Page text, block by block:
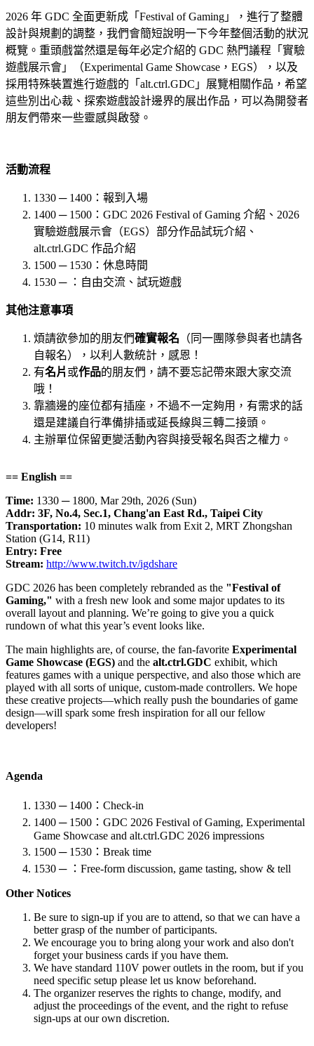
2026 年 GDC 全面更新成「Festival of Gaming」，進行了整體
設計與規劃的調整，我們會簡短說明一下今年整個活動的狀況
概覽。重頭戲當然還是每年必定介紹的 GDC 熱門議程「實驗
遊戲展示會」（Experimental Game Showcase，EGS），以及
採用特殊裝置進行遊戲的「alt.ctrl.GDC」展覽相關作品，希望
這些別出心裁、探索遊戲設計邊界的展出作品，可以為開發者
朋友們帶來一些靈感與啟發。
活動流程
1330 ─ 1400：報到入場
1400 ─ 1500：GDC 2026 Festival of Gaming 介紹、2026
實驗遊戲展示會（EGS）部分作品試玩介紹、
alt.ctrl.GDC 作品介紹
1500 ─ 1530：休息時間
1530 ─ ：自由交流、試玩遊戲
其他注意事項
煩請欲參加的朋友們確實報名 （同一團隊參與者也請各
自報名），以利人數統計，感恩！
有名片 或作品的朋友們，請不要忘記帶來跟大家交流
哦！
靠牆邊的座位都有插座，不過不一定夠用，有需求的話
還是建議自行準備排插或延長線與三轉二接頭。
主辦單位保留更變活動內容與接受報名與否之權力。
== English ==
Time: 1330 ─ 1800, Mar 29th, 2026 (Sun)
Addr: 3F, No.4, Sec.1, Chang'an East Rd., Taipei City
Transportation: 10 minutes walk from Exit 2, MRT Zhongshan
Station (G14, R11)
Entry: Free
Stream: http://www.twitch.tv/igdshare
GDC 2026 has been completely rebranded as the "Festival of
Gaming," with a fresh new look and some major updates to its
overall layout and planning. We’re going to give you a quick
rundown of what this year’s event looks like.
The main highlights are, of course, the fan-favorite Experimental
Game Showcase (EGS) and the alt.ctrl.GDC exhibit, which
features games with a unique perspective, and also those which are
played with all sorts of unique, custom-made controllers. We hope
these creative projects—which really push the boundaries of game
design—will spark some fresh inspiration for all our fellow
developers!
Agenda
1330 ─ 1400：Check-in
1400 ─ 1500：GDC 2026 Festival of Gaming, Experimental
Game Showcase and alt.ctrl.GDC 2026 impressions
1500 ─ 1530：Break time
1530 ─ ：Free-form discussion, game tasting, show & tell
Other Notices
Be sure to sign-up if you are to attend, so that we can have a
better grasp of the number of participants.
We encourage you to bring along your work and also don't
forget your business cards if you have them.
We have standard 110V power outlets in the room, but if you
need specific setup please let us know beforehand.
The organizer reserves the rights to change, modify, and
adjust the proceedings of the event, and the right to refuse
sign-ups at our own discretion.